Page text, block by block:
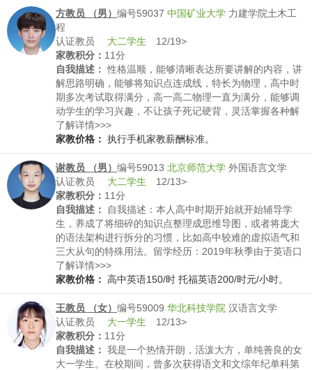
方教员 （男） 编号59037 中国矿业大学 力建学院土木工
程
认证教员 大二学生 12/19>
家教积分： 11分
自我描述： 性格温顺，能够清晰表达所要讲解的内容，讲
解思路明确，能够将知识点连成线，特长为物理，高中时
期多次考试取得满分，高一高二物理一直为满分，能够调
动学生的学习兴趣，不让孩子死记硬背，灵活掌握各种解
题技巧，可以随时帮助孩子答疑解惑，即使清除学习盲区
了解详情>>>
家教价格： 执行手机家教薪酬标准。
谢教员 （男） 编号59013 北京师范大学 外国语言文学
认证教员 大二学生 12/13>
家教积分： 11分
自我描述：
自我描述：本人高中时期开始就开始辅导学
生，养成了将细碎的知识点整理成思维导图，或者将庞大
的语法架构进行拆分的习惯，比如高中较难的虚拟语气和
三大从句的特殊用法。留学经历：2019年秋季由于英语口
语较出色，代表高中，赴德国派尼地区进行了为期40天的
交换。
了解详情>>>
家教价格： 高中英语150/时 托福英语200/时元/小时。
王教员 （女） 编号59009 华北科技学院 汉语言文学
认证教员 大一学生 12/13>
家教积分： 11分
自我描述： 我是一个热情开朗，活泼大方，单纯善良的女
大一学生。在校期间，曾多次获得语文和文综年纪单科第